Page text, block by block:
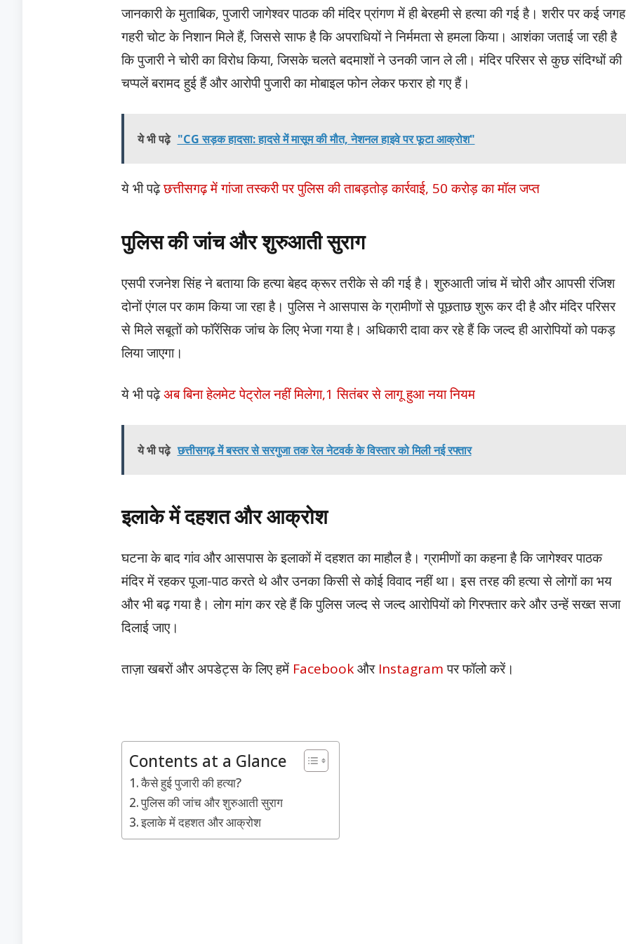
जानकारी के मुताबिक, पुजारी जागेश्वर पाठक की मंदिर प्रांगण में ही बेरहमी से हत्या की गई है। शरीर पर कई जगह
गहरी चोट के निशान मिले हैं, जिससे साफ है कि अपराधियों ने निर्ममता से हमला किया। आशंका जताई जा रही है
कि पुजारी ने चोरी का विरोध किया, जिसके चलते बदमाशों ने उनकी जान ले ली। मंदिर परिसर से कुछ संदिग्धों की
चप्पलें बरामद हुई हैं और आरोपी पुजारी का मोबाइल फोन लेकर फरार हो गए हैं।
ये भी पढ़े "CG सड़क हादसा: हादसे में मासूम की मौत, नेशनल हाइवे पर फूटा आक्रोश"
ये भी पढ़ेछत्तीसगढ़ में गांजा तस्करी पर पुलिस की ताबड़तोड़ कार्रवाई, 50 करोड़ का मॉल जप्त
पुलिस की जांच और शुरुआती सुराग
एसपी रजनेश सिंह ने बताया कि हत्या बेहद क्रूर तरीके से की गई है। शुरुआती जांच में चोरी और आपसी रंजिश
दोनों एंगल पर काम किया जा रहा है। पुलिस ने आसपास के ग्रामीणों से पूछताछ शुरू कर दी है और मंदिर परिसर
से मिले सबूतों को फॉरेंसिक जांच के लिए भेजा गया है। अधिकारी दावा कर रहे हैं कि जल्द ही आरोपियों को पकड़
लिया जाएगा।
ये भी पढ़ेअब बिना हेलमेट पेट्रोल नहीं मिलेगा,1 सितंबर से लागू हुआ नया नियम
ये भी पढ़े छत्तीसगढ़ में बस्तर से सरगुजा तक रेल नेटवर्क के विस्तार को मिली नई रफ्तार
इलाके में दहशत और आक्रोश
घटना के बाद गांव और आसपास के इलाकों में दहशत का माहौल है। ग्रामीणों का कहना है कि जागेश्वर पाठक
मंदिर में रहकर पूजा-पाठ करते थे और उनका किसी से कोई विवाद नहीं था। इस तरह की हत्या से लोगों का भय
और भी बढ़ गया है। लोग मांग कर रहे हैं कि पुलिस जल्द से जल्द आरोपियों को गिरफ्तार करे और उन्हें सख्त सजा
दिलाई जाए।
ताज़ा खबरों और अपडेट्स के लिए हमें Facebookऔर Instagramपर फॉलो करें।
Contents at a Glance
कैसे हुई पुजारी की हत्या?
पुलिस की जांच और शुरुआती सुराग
इलाके में दहशत और आक्रोश